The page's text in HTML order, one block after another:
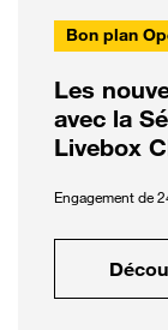
Bon plan
Les
avec la
Livebox
Engagement de